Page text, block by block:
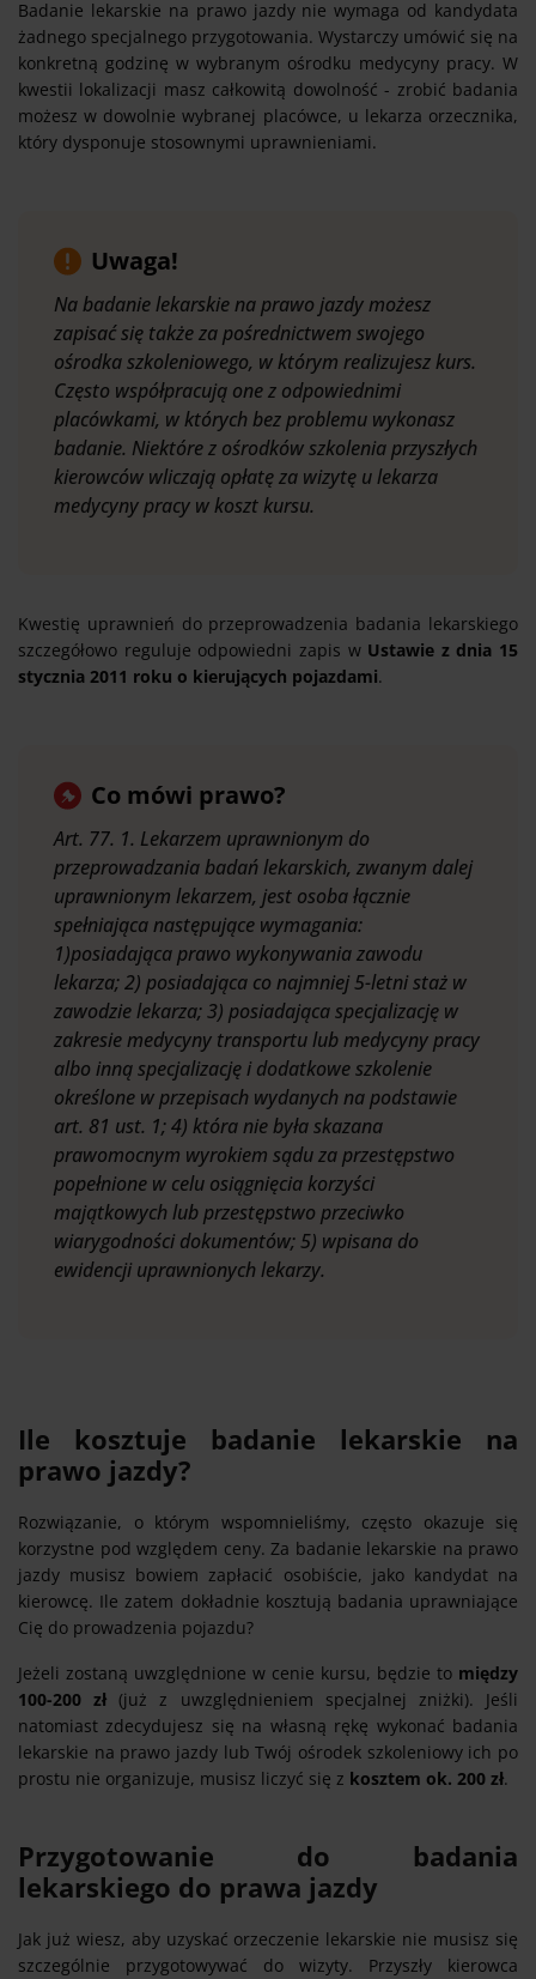
Badanie lekarskie na prawo jazdy nie wymaga od kandydata
żadnego specjalnego przygotowania. Wystarczy umówić się na
konkretną godzinę w wybranym ośrodku medycyny pracy. W
kwestii lokalizacji masz całkowitą dowolność - zrobić badania
możesz w dowolnie wybranej placówce, u lekarza orzecznika,
który dysponuje stosownymi uprawnieniami.
Uwaga!
Na badanie lekarskie na prawo jazdy możesz
zapisać się także za pośrednictwem swojego
ośrodka szkoleniowego, w którym realizujesz kurs.
Często współpracują one z odpowiednimi
placówkami, w których bez problemu wykonasz
badanie. Niektóre z ośrodków szkolenia przyszłych
kierowców wliczają opłatę za wizytę u lekarza
medycyny pracy w koszt kursu.
Kwestię uprawnień do przeprowadzenia badania lekarskiego
szczegółowo reguluje odpowiedni zapis w Ustawie z dnia 15
stycznia 2011 roku o kierujących pojazdami.
Co mówi prawo?
Art. 77. 1. Lekarzem uprawnionym do
przeprowadzania badań lekarskich, zwanym dalej
uprawnionym lekarzem, jest osoba łącznie
spełniająca następujące wymagania:
1)posiadająca prawo wykonywania zawodu
lekarza; 2) posiadająca co najmniej 5-letni staż w
zawodzie lekarza; 3) posiadająca specjalizację w
zakresie medycyny transportu lub medycyny pracy
albo inną specjalizację i dodatkowe szkolenie
określone w przepisach wydanych na podstawie
art. 81 ust. 1; 4) która nie była skazana
prawomocnym wyrokiem sądu za przestępstwo
popełnione w celu osiągnięcia korzyści
majątkowych lub przestępstwo przeciwko
wiarygodności dokumentów; 5) wpisana do
ewidencji uprawnionych lekarzy.
Ile kosztuje badanie lekarskie na
prawo jazdy?
Rozwiązanie, o którym wspomnieliśmy, często okazuje się
korzystne pod względem ceny. Za badanie lekarskie na prawo
jazdy musisz bowiem zapłacić osobiście, jako kandydat na
kierowcę. Ile zatem dokładnie kosztują badania uprawniające
Cię do prowadzenia pojazdu?
Jeżeli zostaną uwzględnione w cenie kursu, będzie to między
100-200 zł(już z uwzględnieniem specjalnej zniżki). Jeśli
natomiast zdecydujesz się na własną rękę wykonać badania
lekarskie na prawo jazdy lub Twój ośrodek szkoleniowy ich po
prostu nie organizuje, musisz liczyć się z kosztem ok. 200 zł.
Przygotowanie do badania
lekarskiego do prawa jazdy
Jak już wiesz, aby uzyskać orzeczenie lekarskie nie musisz się
szczególnie przygotowywać do wizyty. Przyszły kierowca